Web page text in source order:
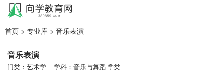
首页 > 专业库 > 音乐表演
音乐表演
门类：艺术学
学科：音乐与舞蹈 学类